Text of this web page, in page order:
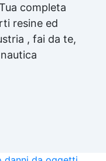
completa
resine ed
, fai da te,